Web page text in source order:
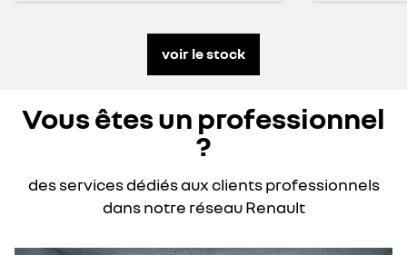
voir le stock
Vous êtes un professionnel
?
des services dédiés aux clients professionnels
dans notre réseau Renault